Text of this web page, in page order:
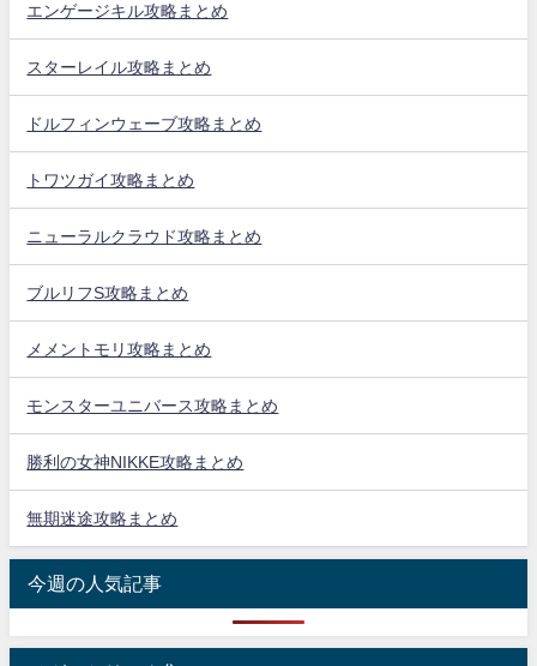
エンゲージキル攻略まとめ
スターレイル攻略まとめ
ドルフィンウェーブ攻略まとめ
トワツガイ攻略まとめ
ニューラルクラウド攻略まとめ
ブルリフS攻略まとめ
メメントモリ攻略まとめ
モンスターユニバース攻略まとめ
勝利の女神NIKKE攻略まとめ
無期迷途攻略まとめ
今週の人気記事